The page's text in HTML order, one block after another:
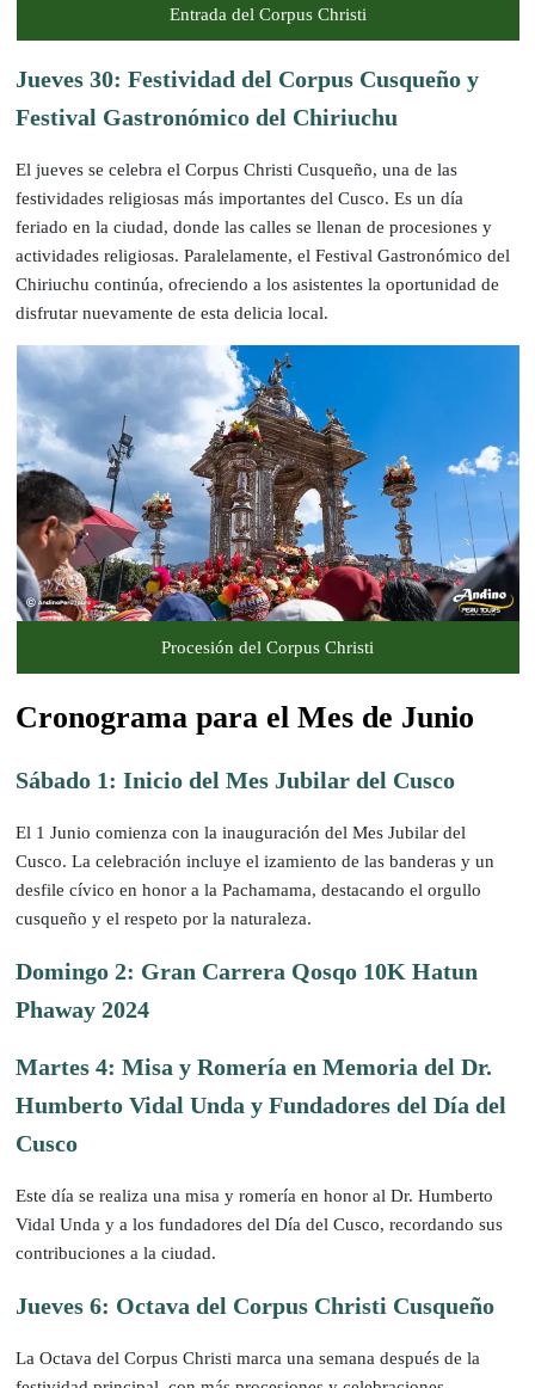
Entrada del Corpus Christi
Jueves 30: Festividad del Corpus Cusqueño y
Festival Gastronómico del Chiriuchu
El jueves se celebra el Corpus Christi Cusqueño, una de las
festividades religiosas más importantes del Cusco. Es un día
feriado en la ciudad, donde las calles se llenan de procesiones y
actividades religiosas. Paralelamente, el Festival Gastronómico del
Chiriuchu continúa, ofreciendo a los asistentes la oportunidad de
disfrutar nuevamente de esta delicia local.
Procesión del Corpus Christi
Cronograma para el Mes de Junio
Sábado 1: Inicio del Mes Jubilar del Cusco
El 1 Junio comienza con la inauguración del Mes Jubilar del
Cusco. La celebración incluye el izamiento de las banderas y un
desfile cívico en honor a la Pachamama, destacando el orgullo
cusqueño y el respeto por la naturaleza.
Domingo 2: Gran Carrera Qosqo 10K Hatun
Phaway 2024
Martes 4: Misa y Romería en Memoria del Dr.
Humberto Vidal Unda y Fundadores del Día del
Cusco
Este día se realiza una misa y romería en honor al Dr. Humberto
Vidal Unda y a los fundadores del Día del Cusco, recordando sus
contribuciones a la ciudad.
Jueves 6: Octava del Corpus Christi Cusqueño
La Octava del Corpus Christi marca una semana después de la